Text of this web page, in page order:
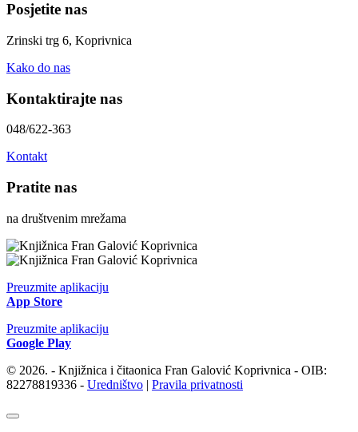
Posjetite nas
Zrinski trg 6, Koprivnica
Kako do nas
Kontaktirajte nas
048/622-363
Kontakt
Pratite nas
na društvenim mrežama
Preuzmite aplikaciju
App Store
Preuzmite aplikaciju
Google Play
© 2026. - Knjižnica i čitaonica Fran Galović Koprivnica - OIB:
82278819336 - Uredništvo | Pravila privatnosti